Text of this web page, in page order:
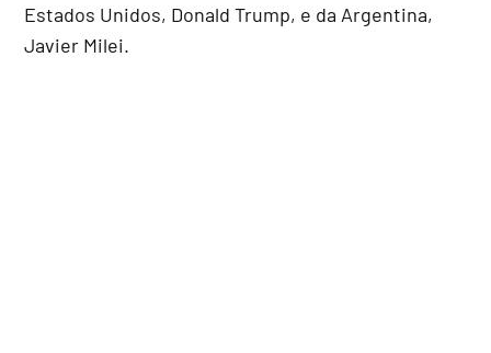
Estados Unidos, Donald Trump, e da Argentina,
Javier Milei.